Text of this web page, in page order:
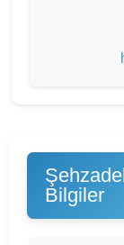
Bilgiler